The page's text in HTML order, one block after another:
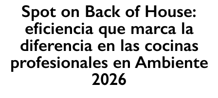
Spot on Back of House:
eficiencia que marca la
diferencia en las cocinas
profesionales en Ambiente
2026